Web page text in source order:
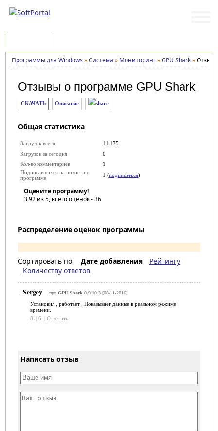
Программы для Windows »Система » Мониторинг»GPU Shark»
Отзывы о программе GPU Shark
СКАЧАТЬ Описание
Общая статистика
Загрузок всего
11 175
Загрузок за сегодня
0
Кол-во комментариев
1
Подписавшихся на новости о
программе
1 (подписаться)
Оцените программу!
3.92из 5, всего оценок -36
Распределение оценок программы
Сортировать по: Дате добавления
Рейтингу
Количеству ответов
Sergey про GPU Shark 0.9.10.3[08-11-2016]
Установил , работает . Показывает данные в реальном режиме
времени.
8
| 6 | Ответить
Написать отзыв